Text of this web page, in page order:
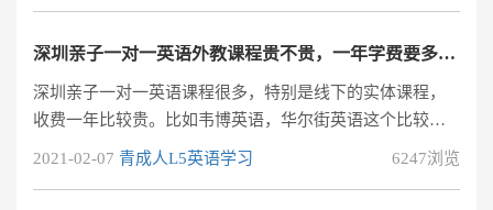
深圳亲子一对一英语外教课程贵不贵，一年学费要多少钱？
深圳亲子一对一英语课程很多，特别是线下的实体课程，
收费一年比较贵。比如韦博英语，华尔街英语这个比较有
名的深圳亲子一对一英语外教机构，一年学费至少三万
2021-02-07 青成人L5英语学习 6247浏览